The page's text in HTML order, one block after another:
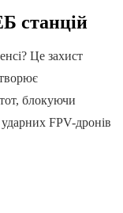
станцій
Це захист
блокуючи
FPV-дронів